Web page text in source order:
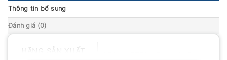
Thông tin bổ sung
Đánh giá (0)